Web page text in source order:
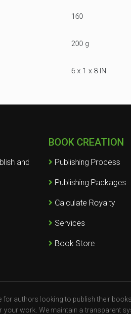
160
200 g
6 x 1 x 8 IN
and
BOOK CREATION
Publishing Process
Publishing Packages
Calculate Royalty
Services
Book Store
authors looking to publish their
work. We maintain a transparent